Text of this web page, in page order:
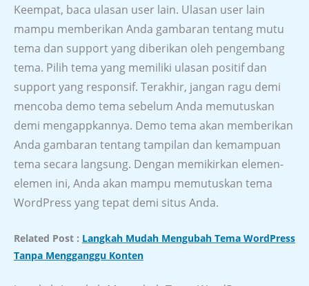
Keempat, baca ulasan user lain. Ulasan user lain
mampu memberikan Anda gambaran tentang mutu
tema dan support yang diberikan oleh pengembang
tema. Pilih tema yang memiliki ulasan positif dan
support yang responsif. Terakhir, jangan ragu demi
mencoba demo tema sebelum Anda memutuskan
demi mengappkannya. Demo tema akan memberikan
Anda gambaran tentang tampilan dan kemampuan
tema secara langsung. Dengan memikirkan elemen-
elemen ini, Anda akan mampu memutuskan tema
WordPress yang tepat demi situs Anda.
Related Post : Langkah Mudah Mengubah Tema WordPress
Tanpa Mengganggu Konten